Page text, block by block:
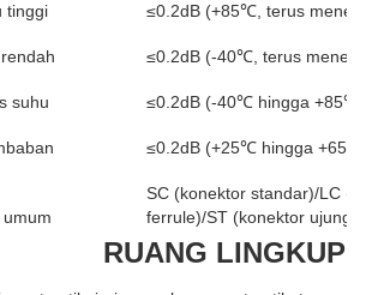
tinggi ≤0.2dB (+85℃, terus
≤0.2dB (-40℃, terus
suhu ≤0.2dB (-40℃ hingga +85℃,
≤0.2dB (+25℃ hingga
SC (konektor standar)/LC
ferrule)/ST (konektor ujung
RUANG LINGKUP